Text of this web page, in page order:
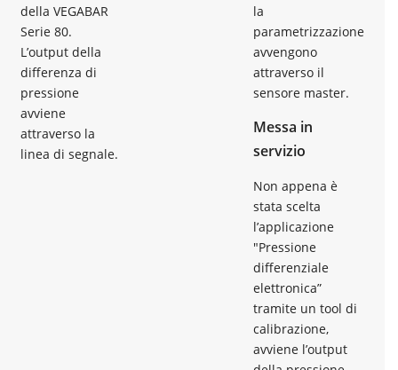
della VEGABAR
Serie 80.
L’output della
differenza di
pressione
avviene
attraverso la
linea di segnale.
la
parametrizzazione
avvengono
attraverso il
sensore master.
Messa in
servizio
Non appena è
stata scelta
l’applicazione
"Pressione
differenziale
elettronica”
tramite un tool di
calibrazione,
avviene l’output